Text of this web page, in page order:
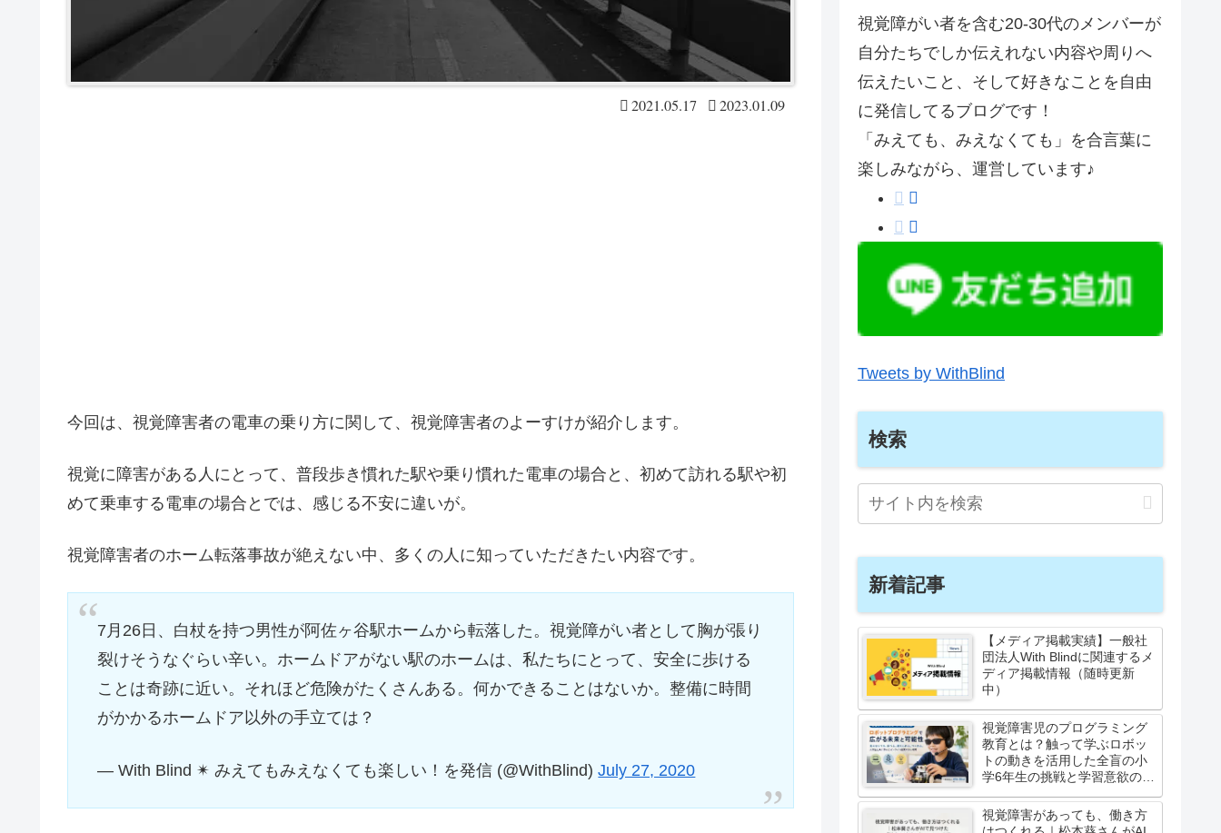
2021.05.17 2023.01.09
今回は、視覚障害者の電車の乗り方に関して、視覚障害者のよーすけが紹介します。
視覚に障害がある人にとって、普段歩き慣れた駅や乗り慣れた電車の場合と、初めて訪れる駅や初
めて乗車する電車の場合とでは、感じる不安に違いが。
視覚障害者のホーム転落事故が絶えない中、多くの人に知っていただきたい内容です。
7月26日、白杖を持つ男性が阿佐ヶ谷駅ホームから転落した。視覚障がい者として胸が張り
裂けそうなぐらい辛い。ホームドアがない駅のホームは、私たちにとって、安全に歩ける
ことは奇跡に近い。それほど危険がたくさんある。何かできることはないか。整備に時間
がかかるホームドア以外の手立ては？
— With Blind ✴︎ みえてもみえなくても楽しい！を発信 (@WithBlind)July 27, 2020
視覚障がい者を含む20-30代のメンバーが
自分たちでしか伝えれない内容や周りへ
伝えたいこと、そして好きなことを自由
に発信してるブログです！
「みえても、みえなくても」を合言葉に
楽しみながら、運営しています♪
Tweets by WithBlind
検索
新着記事
【メディア掲載実績】一般社
団法人With Blindに関連するメ
ディア掲載情報（随時更新
中）
視覚障害児のプログラミング
教育とは？触って学ぶロボッ
トの動きを活用した全盲の小
学6年生の挑戦と学習意欲の高
視覚障害があっても、働き方